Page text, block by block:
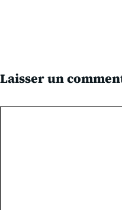
Laisser un